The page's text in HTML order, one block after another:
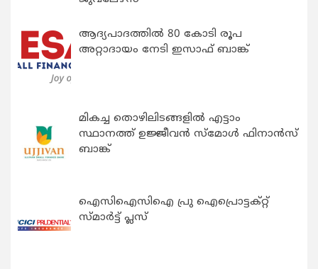
ആദ്യപാദത്തിൽ 80 കോടി രൂപ
അറ്റാദായം നേടി ഇസാഫ് ബാങ്ക്
മികച്ച തൊഴിലിടങ്ങളിൽ എട്ടാം
സ്ഥാനത്ത് ഉജ്ജീവൻ സ്മോൾ ഫിനാൻസ്
ബാങ്ക്
ഐസിഐസിഐ പ്രു ഐപ്രൊട്ടക്റ്റ്
സ്മാർട്ട് പ്ലസ്